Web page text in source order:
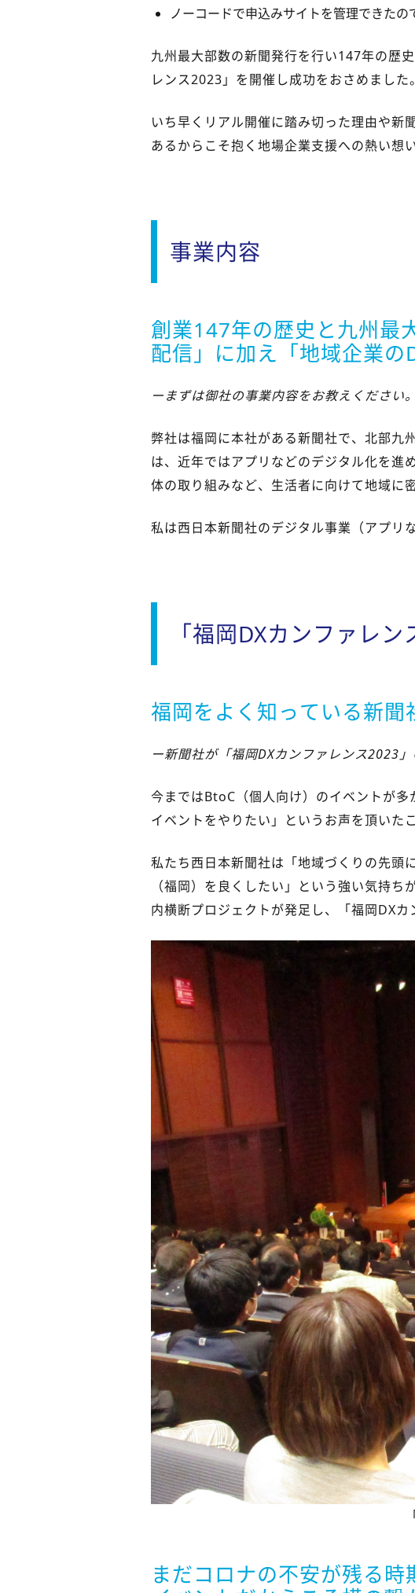
ノーコードで申込みサイトを管理できた
九州最大部数の新聞発行を行い147年の歴
レンス2023」を開催し成功をおさめまし
いち早くリアル開催に踏み切った理由や新
あるからこそ抱く地場企業支援への熱い想
事業内容
創業147年の歴史と九州最
配信」に加え「地域企業
ーまずは御社の事業内容をお教えください。
弊社は福岡に本社がある新聞社で、北部九
は、近年ではアプリなどのデジタル化を進
体の取り組みなど、生活者に向けて地域に
私は西日本新聞社のデジタル事業（アプリ
「福岡DXカンファレ
福岡をよく知っている新
ー新聞社が「福岡DXカンファレンス2023
今まではBtoC（個人向け）のイベントが
イベントをやりたい」というお声を頂いた
私たち西日本新聞社は「地域づくりの先頭
（福岡）を良くしたい」という強い気持
内横断プロジェクトが発足し、「福岡DX
まだコロナの不安が残る